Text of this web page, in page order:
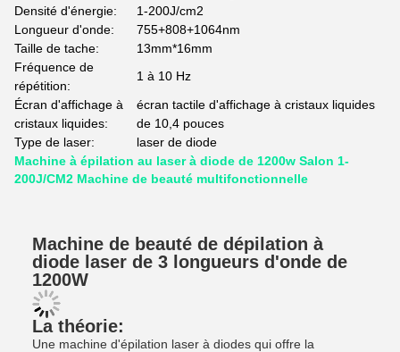
Densité d'énergie:
1-200J/cm2
Longueur d'onde:
755+808+1064nm
Taille de tache:
13mm*16mm
Fréquence de
répétition:
1 à 10 Hz
Écran d'affichage à
cristaux liquides:
écran tactile d'affichage à cristaux liquides
de 10,4 pouces
Type de laser:
laser de diode
Machine à épilation au laser à diode de 1200w Salon 1-
200J/CM2 Machine de beauté multifonctionnelle
Machine de beauté de dépilation à
diode laser de 3 longueurs d'onde de
1200W
La théorie:
Une machine d'épilation laser à diodes qui offre la